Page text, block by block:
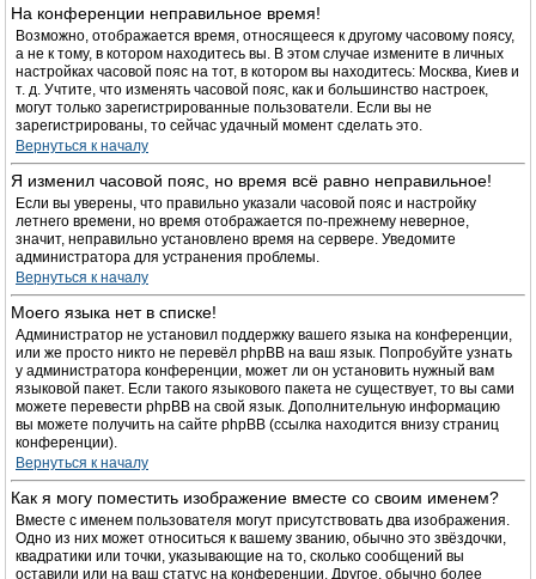
На конференции неправильное время!
Возможно, отображается время, относящееся к другому часовому поясу,
а не к тому, в котором находитесь вы. В этом случае измените в личных
настройках часовой пояс на тот, в котором вы находитесь: Москва, Киев и
т. д. Учтите, что изменять часовой пояс, как и большинство настроек,
могут только зарегистрированные пользователи. Если вы не
зарегистрированы, то сейчас удачный момент сделать это.
Вернуться к началу
Я изменил часовой пояс, но время всё равно неправильное!
Если вы уверены, что правильно указали часовой пояс и настройку
летнего времени, но время отображается по-прежнему неверное,
значит, неправильно установлено время на сервере. Уведомите
администратора для устранения проблемы.
Вернуться к началу
Моего языка нет в списке!
Администратор не установил поддержку вашего языка на конференции,
или же просто никто не перевёл phpBB на ваш язык. Попробуйте узнать
у администратора конференции, может ли он установить нужный вам
языковой пакет. Если такого языкового пакета не существует, то вы сами
можете перевести phpBB на свой язык. Дополнительную информацию
вы можете получить на сайте phpBB (ссылка находится внизу страниц
конференции).
Вернуться к началу
Как я могу поместить изображение вместе со своим именем?
Вместе с именем пользователя могут присутствовать два изображения.
Одно из них может относиться к вашему званию, обычно это звёздочки,
квадратики или точки, указывающие на то, сколько сообщений вы
оставили или на ваш статус на конференции. Другое, обычно более